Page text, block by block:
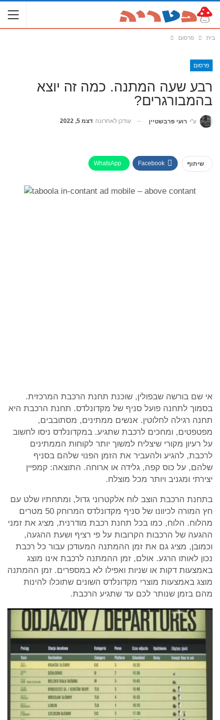
בית פרסום
פרסום
רבע שעה המתנה. כמה זה יוצא
בהמבורגרים?
ע"י רועי פרבשטיין עודכן לאחרונה דצמ 5, 2022
שיתוף Facebook
WhatsApp
אי שם בורשה שבפולין, שוכנת תחנת הרכבת המרכזית.
בסמוך לתחנה פועל סניף של מקדונלדס. תחנת הרכבת היא
תחנה רגילה לחלוטין. אנשים ממתינים, מסתובבים,
מפטפטים, ומחכים לרכבת שתגיע. במקדונלדס ניסו לחשוב
על רעיון מקורי שיצליח למשוך יותר לקוחות הממתינים
לרכבת, להגיע ולהעביר את הזמן הפנוי שלהם בסניף
שלהם, על כוס קפה, גלידה או ארוחה. התוצאה: קמפיין
יצירתי ומגניב ויותר מכל מוצלח.
בתחנת הרכבת הוצב לוח אלקטרוני גדול, ומתחתיו שלט עם
חץ המורה לכיוונו של סניף מקדונלדס המרוחק 50 מטרים
מהלוח. הלוח, כמו בכל תחנת רכבת מודרנית, מציג את זמני
ההגעה של הרכבות הקרובות על פי רציף ושעת ההגעה,
וכמובן, מציג גם את זמן ההמתנה המעודכן עבור כל רכבת
נכון לאותו הרגע. אולם, זמן ההמתנה לרכבת אינו מוצג
באמצעות דקות או שניות ואפילו לא במספרים. זמן ההמתנה
מוצג באמצעות מוצרי מקדונלדס השונים שתוכלו להינות
מהם בזמן שנותר לכם עד שתגיע הרכבת.